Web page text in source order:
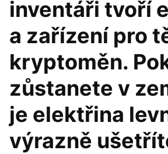
inventáři tvoří
a zařízení pro
kryptoměn.
zůstanete v
je elektřina
výrazně